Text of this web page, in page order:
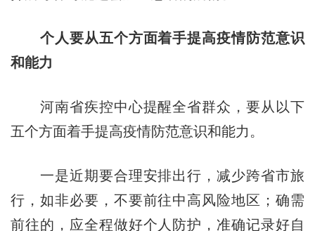
个人要从五个方面着手提高疫情防范意识
和能力
河南省疾控中心提醒全省群众，要从以下
五个方面着手提高疫情防范意识和能力。
一是近期要合理安排出行，减少跨省市旅
行，如非必要，不要前往中高风险地区；确需
前往的，应全程做好个人防护，准确记录好自